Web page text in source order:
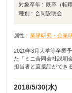
対象卒年 : 既卒（転職
種別 : 合同説明会
属性 : 業界研究・企業
2020年3月大学等卒業
た「ミニ合同会社説明会」が開催されま
担当者と直接話ができ
2018/5/30(水)